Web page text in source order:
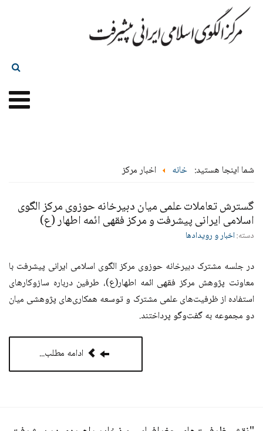
شما اینجا هستید: خانه اخبار مرکز
گسترش تعاملات علمی میان دبیرخانه حوزوی مرکز الگوی
اسلامی ایرانی پیشرفت و مرکز فقهی ائمه اطهار (ع)
دسته:اخبار و رویدادها
در جلسه مشترک دبیرخانه حوزوی مرکز الگوی اسلامی ایرانی پیشرفت با
معاونت پژوهش مرکز فقهی ائمه اطهار(ع)، طرفین درباره سازوکارهای
استفاده از ظرفیت‌های علمی مشترک و توسعه همکاری‌های پژوهشی میان
دو مجموعه به گفت‌وگو پرداختند.
ادامه مطلب...